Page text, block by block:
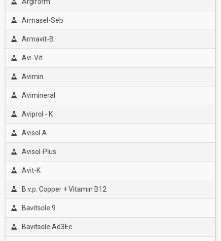
Armasel-Seb
Armavit-B
Avi-Vit
Avimin
Avimineral
Aviprol - K
Avisol A
Avisol-Plus
Avit-K
B.v.p. Copper + Vitamin B12
Bavitsole 9
Bavitsole Ad3Ec